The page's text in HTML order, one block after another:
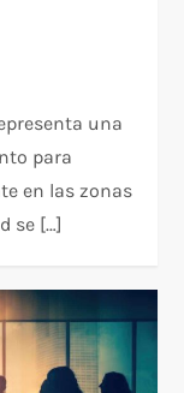
una
para
en las zonas
se […]